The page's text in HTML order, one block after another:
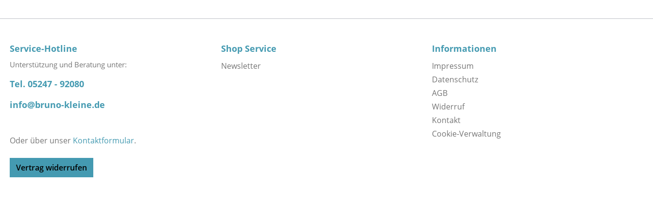
Service-Hotline
Unterstützung und Beratung unter:
Tel. 05247 - 92080
info@bruno-kleine.de
Oder über unser Kontaktformular.
Vertrag widerrufen
Shop Service
Newsletter
Informationen
Impressum
Datenschutz
AGB
Widerruf
Kontakt
Cookie-Verwaltung